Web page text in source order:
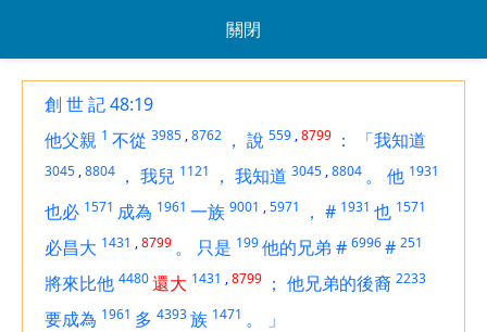
關閉
創 世 記 48:19
他父親 1 不從 3985 ,8762 ， 說 559 ,8799 ： 「我知道
3045 ,8804 ， 我兒 1121 ， 我知道 3045 ,8804 。 他 1931
也必 1571 成為 1961 一族 9001 ,5971 ， # 1931 也 1571
必昌大 1431 ,8799 。 只是 199他的兄弟 # 6996# 251
將來比他 4480還大 1431 ,8799 ； 他兄弟的後裔 2233
要成為 1961 多 4393族 1471 。
」